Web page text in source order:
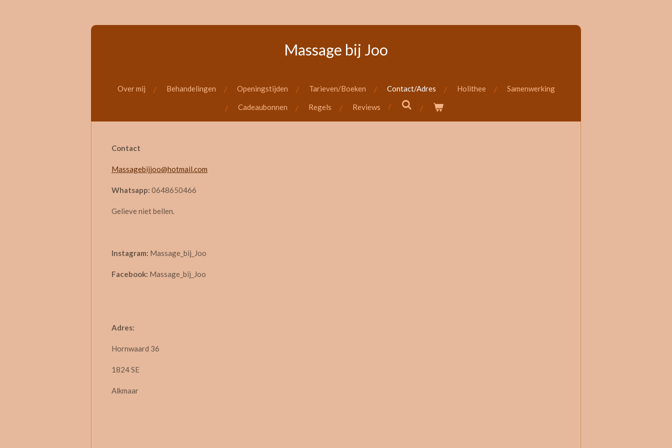
Massage bij Joo
Over mij Behandelingen Openingstijden Tarieven/Boeken Contact/Adres Holithee Samenwerking
Cadeaubonnen Regels Reviews
Contact
Massagebijjoo@hotmail.com
Whatsapp: 0648650466
Gelieve niet bellen.
Instagram: Massage_bij_Joo
Facebook: Massage_bij_Joo
Adres:
Hornwaard 36
1824 SE
Alkmaar